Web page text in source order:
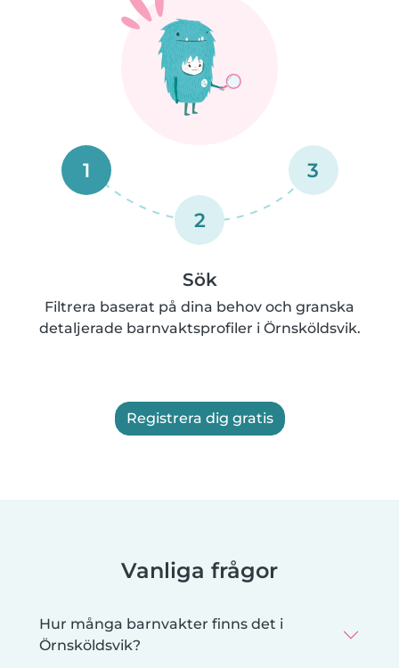
1
2
3
Sök
Filtrera baserat på dina behov och granska
detaljerade barnvaktsprofiler i Örnsköldsvik.
Registrera dig gratis
Vanliga frågor
Hur många barnvakter finns det i
Örnsköldsvik?